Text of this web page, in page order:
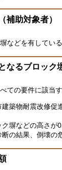
補助対象者）
などを有してい
なるブロック
ての要件に該当
建築物耐震改修促
ク塀などの高さが
断の結果、倒壊の